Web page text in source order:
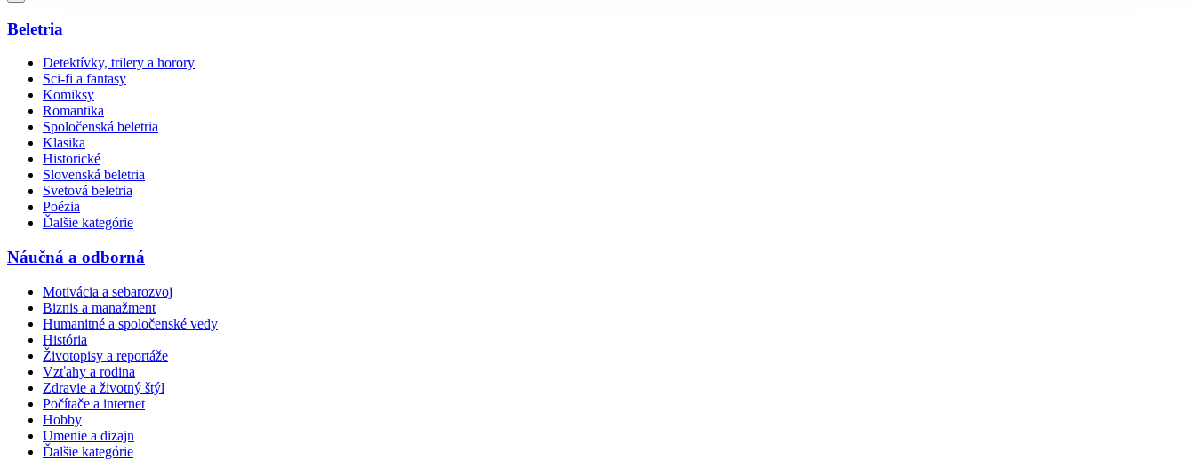
Beletria
Detektívky, trilery a horory
Sci-fi a fantasy
Komiksy
Romantika
Spoločenská beletria
Klasika
Historické
Slovenská beletria
Svetová beletria
Poézia
Ďalšie kategórie
Náučná a odborná
Motivácia a sebarozvoj
Biznis a manažment
Humanitné a spoločenské vedy
História
Životopisy a reportáže
Vzťahy a rodina
Zdravie a životný štýl
Počítače a internet
Hobby
Umenie a dizajn
Ďalšie kategórie